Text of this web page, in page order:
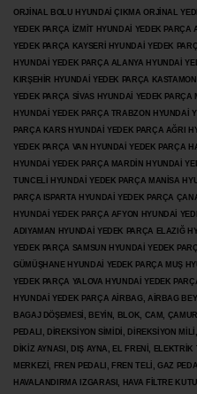
ORJİNAL BOLU HYUNDAİ ÇIKMA ORJİNAL
YEDEK PARÇA İZMİT HYUNDAİ YEDEK PARÇA
YEDEK PARÇA KAYSERİ HYUNDAİ YEDEK
HYUNDAİ YEDEK PARÇA ALANYA HYUNDAİ
KIRŞEHİR HYUNDAİ YEDEK PARÇA
YEDEK PARÇA SİVAS HYUNDAİ YEDEK
HYUNDAİ YEDEK PARÇA TRABZON HYUNDAİ
PARÇA KARS HYUNDAİ YEDEK PARÇA AĞRI
YEDEK PARÇA VAN HYUNDAİ YEDEK PARÇA
HYUNDAİ YEDEK PARÇA MARDİN HYUNDAİ
TUNCELİ HYUNDAİ YEDEK PARÇA MANİSA
PARÇA ISPARTA HYUNDAİ YEDEK PARÇA
HYUNDAİ YEDEK PARÇA AFYON HYUNDAİ
ADIYAMAN HYUNDAİ YEDEK PARÇA ELAZIĞ
YEDEK PARÇA SAMSUN HYUNDAİ YEDEK
GÜMÜŞHANE HYUNDAİ YEDEK PARÇA MUŞ
YEDEK PARÇA YALOVA HYUNDAİ YEDEK
HYUNDAİ YEDEK PARÇA AİRBAG, AİRBAG
BAGAJ DÖŞEMESİ, BEYİN, BLOK, CAM,
PEDALI, DİREKSİYON SİMİDİ, DİREKSİYON
DİKİZ AYNASI, DIŞ AYNA, EL FRENİ, ELEKTRİK
MERKEZİ, FREN PEDALI, FREN TELİ, GAZ
HAVALANDIRMA IZGARASI, HAVA FİLTRE